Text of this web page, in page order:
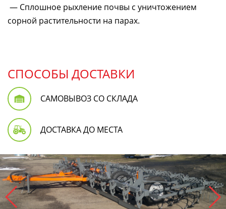
— Сплошное рыхление почвы с уничтожением
сорной растительности на парах.
СПОСОБЫ ДОСТАВКИ
САМОВЫВОЗ СО СКЛАДА
ДОСТАВКА ДО МЕСТА